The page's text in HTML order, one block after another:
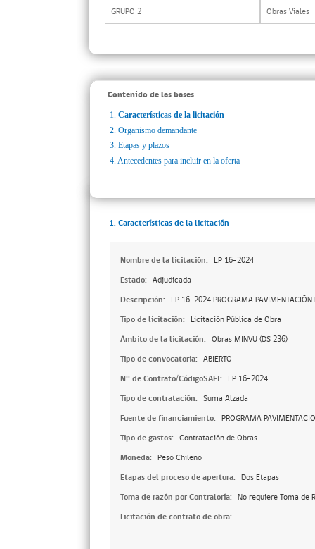
GRUPO 2 Obras Viales
Contenido de las bases
1. Características de la licitación
2. Organismo demandante
3. Etapas y plazos
4. Antecedentes para incluir en la oferta
1. Características de la licitación
Nombre de la licitación: LP 16-2024
Estado: Adjudicada
Descripción: LP 16-2024 PROGRAMA
Tipo de licitación: Licitación Pública de Obra
Ámbito de la licitación: Obras MINVU (DS 236)
Tipo de convocatoria: ABIERTO
N° de Contrato/CódigoSAFI: LP 16-2024
Tipo de contratación: Suma Alzada
Fuente de financiamiento: PROGRAMA
Tipo de gastos: Contratación de Obras
Moneda: Peso Chileno
Etapas del proceso de apertura: Dos Etapas
Toma de razón por Contraloría: No requiere Toma de
Licitación de contrato de obra: